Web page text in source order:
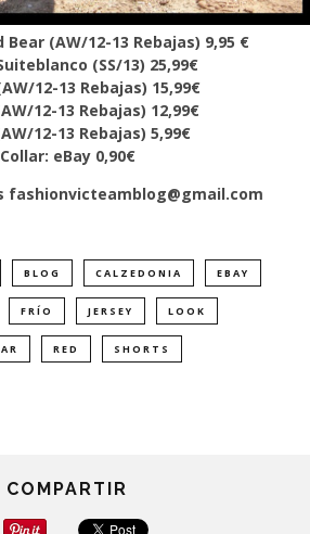
Bear (AW/12-13 Rebajas) 9,95 €
(SS/13) 25,99€
12-13 Rebajas) 15,99€
12-13 Rebajas) 12,99€
12-13 Rebajas) 5,99€
Collar: eBay 0,90€
fashionvicteamblog@gmail.com
BLOG CALZEDONIA EBAY
FRÍO JERSEY LOOK
RED SHORTS
COMPARTIR